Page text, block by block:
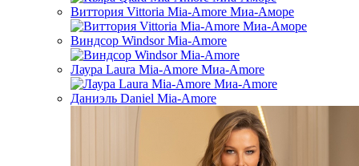
Виттория Vittoria Mia-Amore Миа-Аморе
Виндсор Windsor Mia-Amore
Лаура Laura Mia-Amore Миа-Amore
Даниэль Daniel Mia-Amore